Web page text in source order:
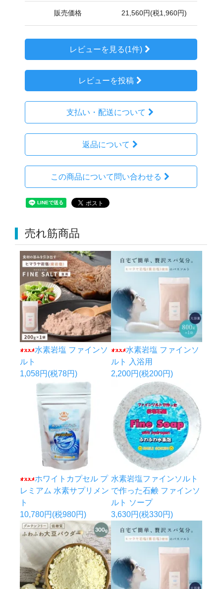
販売価格 21,560円(税1,960円)
レビューを見る(1件)
レビューを投稿
支払い・配送について
返品について
この商品について問い合わせる
売れ筋商品
水素岩塩 ファインソ
ルト
1,058円(税78円)
水素岩塩 ファインソ
ルト 入浴用
2,200円(税200円)
ホワイトカプセル プ
レミアム 水素サプリメン
ト
10,780円(税980円)
水素岩塩ファインソルト
で作った石鹸 ファインソ
ルト ソープ
3,630円(税330円)